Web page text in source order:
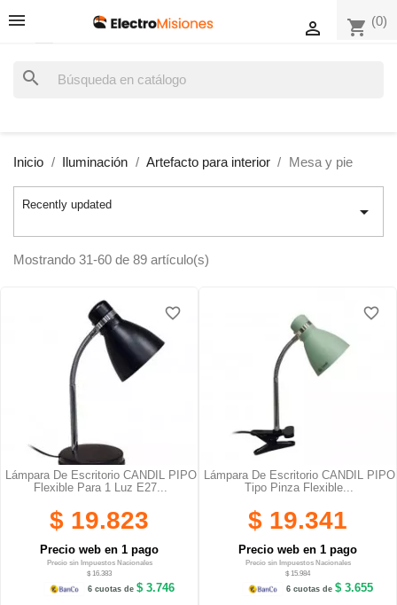
shopping_cart (0)

search
Inicio Iluminación Artefacto para interior Mesa y pie
Recently updated 
Mostrando 31-60 de 89 artículo(s)
Lámpara De Escritorio CANDIL PIPO
Flexible Para 1 Luz E27...
$ 19.823
Precio web en 1 pago
Precio sin Impuestos Nacionales
$ 16.383
6 cuotas de $ 3.746
favorite_border
favorite_border
favorite_border
Lámpara De Escritorio CANDIL PIPO
Tipo Pinza Flexible...
$ 19.341
Precio web en 1 pago
Precio sin Impuestos Nacionales
$ 15.984
6 cuotas de $ 3.655
favorite_border
favorite_border
favorite_border